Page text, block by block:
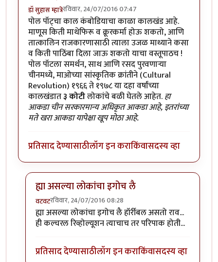
डॉ सुहास म्हात्रेरविवार, 24/07/2016 07:47
पोल पॉट्चा काल कंबोडियाचा काळा कालखंड आहे.
माणूस किती माथेफिरू व क्रूरकर्मा होऊ शकतो, आणि
तात्कालिन राजकारणासाठी त्याला उजळ माथ्याने कसा
व किती पाठिंबा दिला जाऊ शकतो याचा वस्तूपाठच !
पोल पॉटला समर्थन, साथ आणि रसद पुरवणार्‍या
चीनमध्ये, माओच्या सांस्कृतिक क्रांतीने (Cultural
Revolution) १९६६ ते १९७८ या दहा वर्षांच्या
कालखंडात३ कोटीलोकांचे बळी घेतले आहेत.हा
आकडा चीन सरकारमान्य अधिकृत आकडा आहे, इतरांच्या
मते खरा आकडा यापेक्षा खूप मोठा आहे.
प्रतिसाद देण्यासाठीलॉग इन कराकिंवासदस्य व्हा
ह्या असल्या लोकांचा इगोच लै
वटवटरविवार, 24/07/2016 08:28
In reply toपोल पॉट्चा काल कंबोडियाचाbyडॉ सुहास म्हात्रे
ह्या असल्या लोकांचा इगोच लै हॉर्रीबल असतो राव...
ही कल्चरल रिव्होल्यूशन त्याचाच तर परिपाक होती...
प्रतिसाद देण्यासाठीलॉग इन कराकिंवासदस्य व्हा